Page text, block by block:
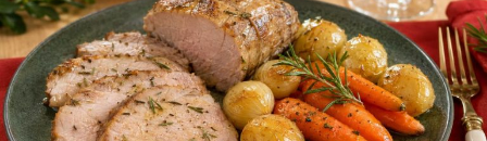
de
Ternera
Gallega
al
horno